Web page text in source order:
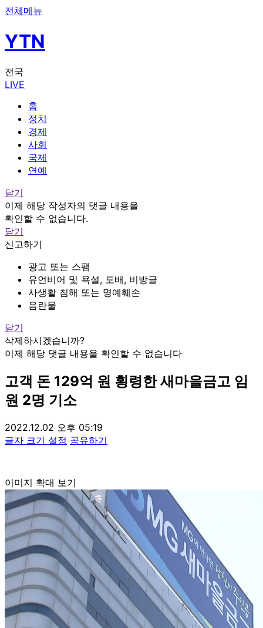
전체메뉴
YTN
전국
LIVE
홈
정치
경제
사회
국제
연예
닫기
이제 해당 작성자의 댓글 내용을
확인할 수 없습니다.
닫기
신고하기
광고 또는 스팸
유언비어 및 욕설, 도배, 비방글
사생활 침해 또는 명예훼손
음란물
닫기
삭제하시겠습니까?
이제 해당 댓글 내용을 확인할 수 없습니다
고객 돈 129억 원 횡령한 새마을금고 임
원 2명 기소
2022.12.02 오후 05:19
글자 크기 설정 공유하기
이미지 확대 보기